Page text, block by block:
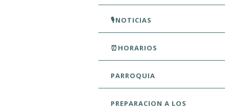
🎙️NOTICIAS
⏰HORARIOS
PARROQUIA
PREPARACION A LOS